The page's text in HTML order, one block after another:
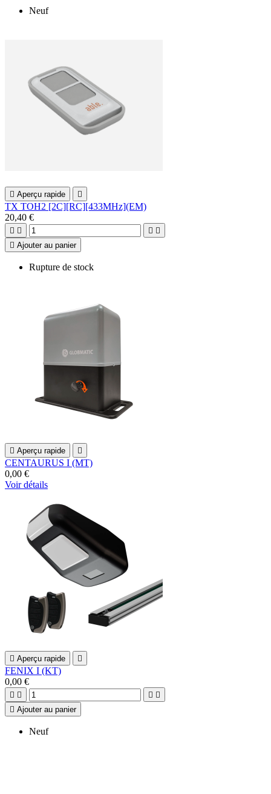
Neuf
 Aperçu rapide 
TX TOH2 [2C][RC][433MHz](EM)
20,40 €
   
 Ajouter au panier
Rupture de stock
 Aperçu rapide 
CENTAURUS I (MT)
0,00 €
Voir détails
 Aperçu rapide 
FENIX I (KT)
0,00 €
   
 Ajouter au panier
Neuf